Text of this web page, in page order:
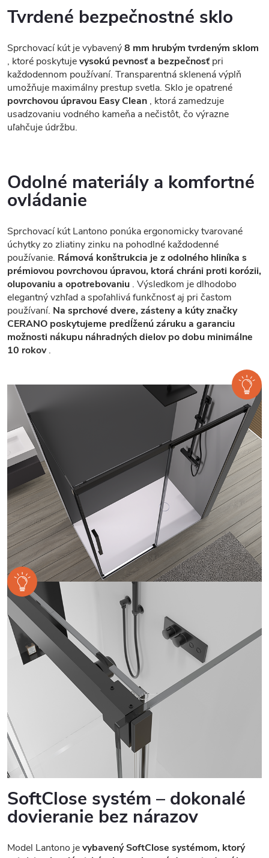
Tvrdené bezpečnostné sklo
Sprchovací kút je vybavený8 mm hrubým tvrdeným sklom
, ktoré poskytujevysokú pevnosť a bezpečnosť pri
každodennom používaní. Transparentná sklenená výplň
umožňuje maximálny prestup svetla. Sklo je opatrené
povrchovou úpravou Easy Clean , ktorá zamedzuje
usadzovaniu vodného kameňa a nečistôt, čo výrazne
uľahčuje údržbu.
Odolné materiály a komfortné
ovládanie
Sprchovací kút Lantono ponúka ergonomicky tvarované
úchytky zo zliatiny zinku na pohodlné každodenné
používanie. Rámová konštrukcia je z odolného hliníka s
prémiovou povrchovou úpravou, ktorá chráni proti korózii,
olupovaniu a opotrebovaniu . Výsledkom je dlhodobo
elegantný vzhľad a spoľahlivá funkčnosť aj pri častom
používaní. Na sprchové dvere, zásteny a kúty značky
CERANO poskytujeme predĺženú záruku a garanciu
možnosti nákupu náhradných dielov po dobu minimálne
10 rokov.
SoftClose systém – dokonalé
dovieranie bez nárazov
Model Lantono jevybavený SoftClose systémom, ktorý